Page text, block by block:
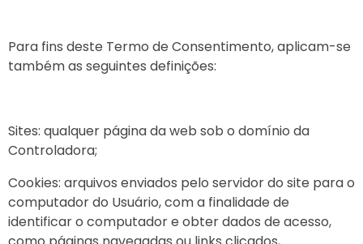
Para fins deste Termo de Consentimento, aplicam-se
também as seguintes definições:
Sites: qualquer página da web sob o domínio da
Controladora;
Cookies: arquivos enviados pelo servidor do site para o
computador do Usuário, com a finalidade de
identificar o computador e obter dados de acesso,